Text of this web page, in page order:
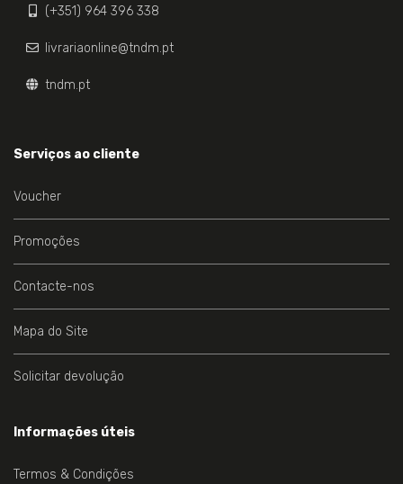
(+351) 964 396 338
livrariaonline@tndm.pt
tndm.pt
Serviços ao cliente
Voucher
Promoções
Contacte-nos
Mapa do Site
Solicitar devolução
Informações úteis
Termos & Condições